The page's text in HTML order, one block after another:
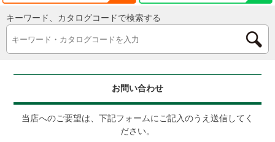
キーワード、カタログコードで検索する
お問い合わせ
当店へのご要望は、下記フォームにご記入のうえ送信してく
ださい。